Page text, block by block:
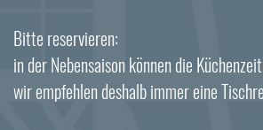
Bitte reservieren:
in der Nebensaison können die
wir empfehlen deshalb immer eine